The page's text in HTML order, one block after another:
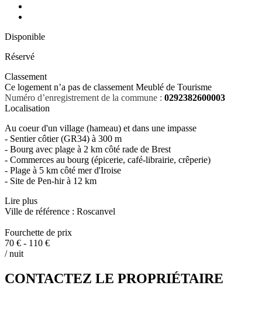
Disponible
Réservé
Classement
Ce logement n’a pas de classement Meublé de Tourisme
Numéro d’enregistrement de la commune : 0292382600003
Localisation
Au coeur d'un village (hameau) et dans une impasse
- Sentier côtier (GR34) à 300 m
- Bourg avec plage à 2 km côté rade de Brest
- Commerces au bourg (épicerie, café-librairie, crêperie)
- Plage à 5 km côté mer d'Iroise
- Site de Pen-hir à 12 km
Lire plus
Ville de référence : Roscanvel
Fourchette de prix
70 € - 110 €
/ nuit
CONTACTEZ LE PROPRIÉTAIRE